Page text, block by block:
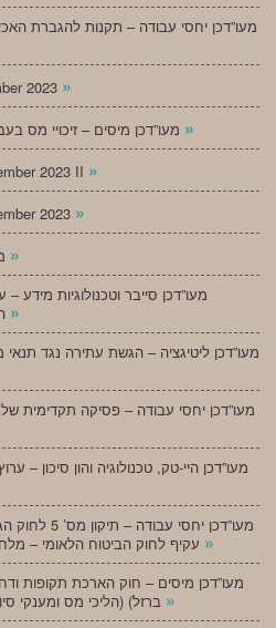
מעו”דכן יחסי עבודה – תקנות להגברת
2023 »
»
2023 II »
2023 »
»
מעו”דכן סייבר וטכנולוגיות מידע
»
מעו”דכן ליטיגציה – הגשת עתירה נגד
מעו”דכן יחסי עבודה – פסיקה תקדימית
מעו”דכן היי-טק, טכנולוגיה והון סיכון
מעו”דכן
»
מעו”דכן מיסים – חוק הארכת תקופות
»